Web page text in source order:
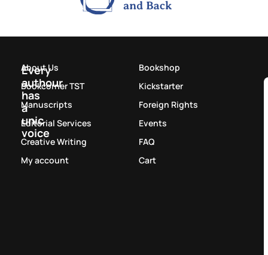
Every
authour
has
a
unic
voice
About Us
Bookcorner TST
Manuscripts
Editorial Services
Creative Writing
My account
Bookshop
Kickstarter
Foreign Rights
Events
FAQ
Cart